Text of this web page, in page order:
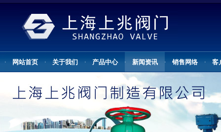
网站首页 关于我们 产品中心 新闻资讯 销售网络 客